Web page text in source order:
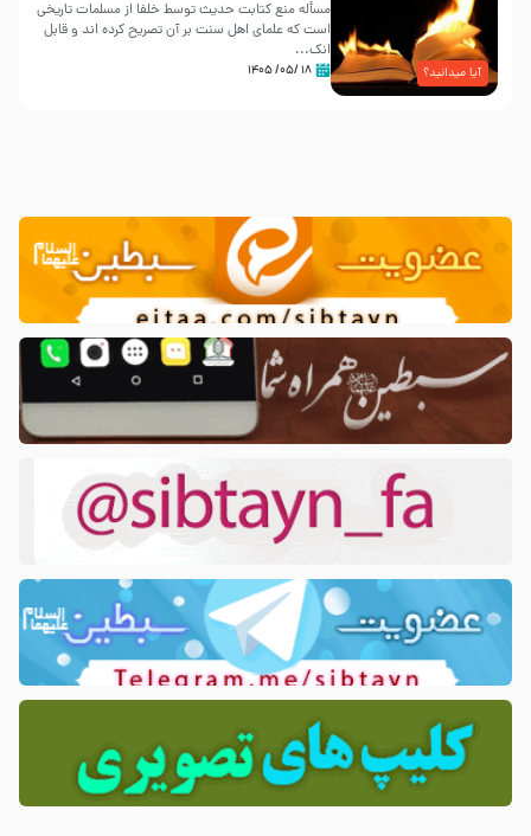
آیا میدانید؟
مسأله منع کتابت حدیث توسط خلفا از مسلمات تاریخی
است که علمای اهل سنت بر آن تصریح کرده اند و قابل
انک...
۱۸ /۰۵/ ۱۴۰۵